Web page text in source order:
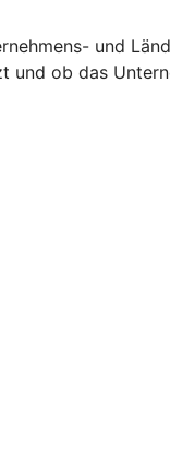
und
ob das